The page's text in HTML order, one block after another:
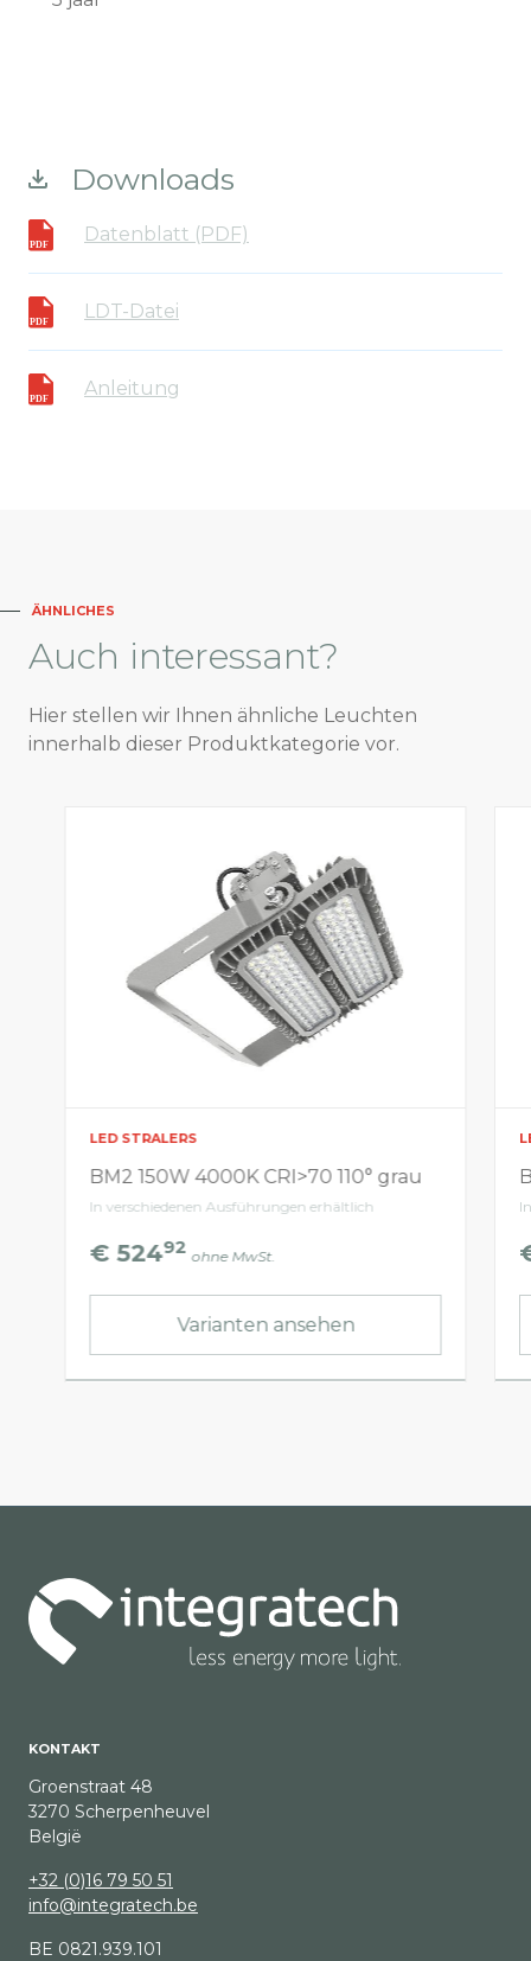
Downloads
Datenblatt (PDF)
LDT-Datei
Anleitung
ÄHNLICHES
Auch interessant?
Hier stellen wir Ihnen ähnliche Leuchten
innerhalb dieser Produktkategorie vor.
LED STRALERS
BM2 150W 4000K CRI>70 110° grau
In verschiedenen Ausführungen erhältlich
€ 52492 ohne MwSt.
Varianten ansehen
KONTAKT
Groenstraat 48
3270 Scherpenheuvel
België
+32 (0)16 79 50 51
info@integratech.be
BE 0821.939.101